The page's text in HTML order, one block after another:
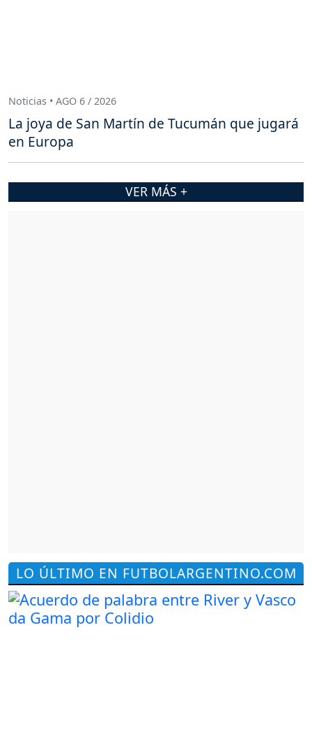
LO ÚLTIMO EN FUTBOLARGENTINO.COM
Noticias • AGO 6 / 2026
La joya de San Martín de Tucumán que jugará
en Europa
VER MÁS +